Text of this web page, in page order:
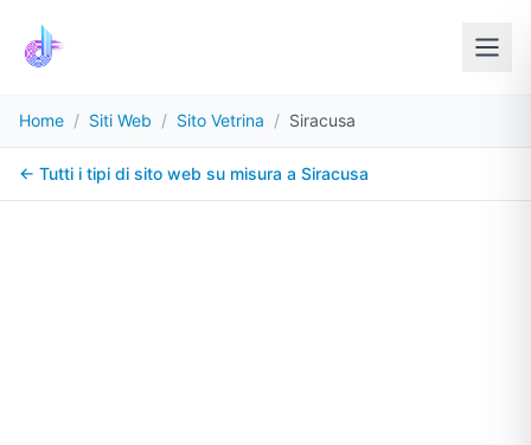
Home / Siti Web / Sito Vetrina / Siracusa
← Tutti i tipi di sito web su misura a Siracusa